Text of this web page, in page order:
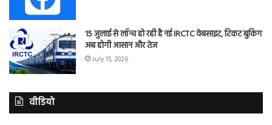
15 जुलाई से लॉन्च हो रही है नई IRCTC वेबसाइट, टिकट बुकिंग
अब होगी आसान और तेज
July 15, 2026
वीडियो